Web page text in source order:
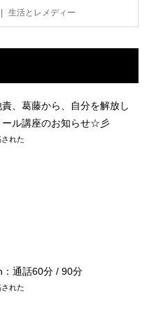
生活とレメディー
、葛藤から、自分を解放し
ール講座のお知らせ☆彡
れた
通話60分 / 90分
れた